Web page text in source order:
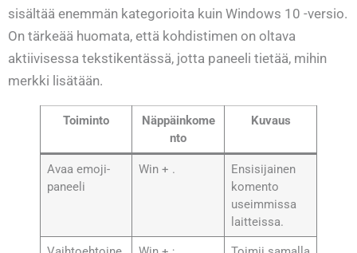
sisältää enemmän kategorioita kuin Windows 10 -versio.
On tärkeää huomata, että kohdistimen on oltava
aktiivisessa tekstikentässä, jotta paneeli tietää, mihin
merkki lisätään.
Toiminto
Näppäinkome
nto
Kuvaus
Avaa emoji-
paneeli
Win + .
Ensisijainen
komento
useimmissa
laitteissa.